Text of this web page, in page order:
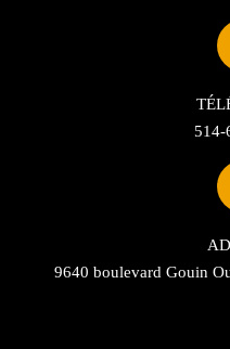
514-
9640 boulevard Gouin